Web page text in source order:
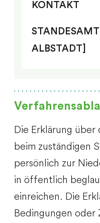
KONTAKT
ALBSTADT]
Die Erklärung
beim zuständigen
persönlich zur
in öffentlich
einreichen. Die
Bedingungen oder